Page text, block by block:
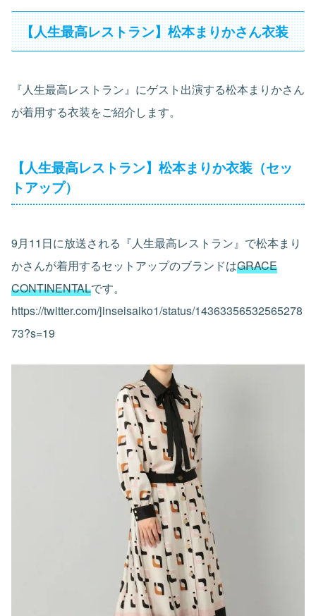
【人生最高レストラン】松本まりかさん衣装
『人生最高レストラン』にゲスト出演する松本まりかさん
が着用する衣装をご紹介します。
【人生最高レストラン】松本まりか衣装（セッ
トアップ）
9月11日に放送される『人生最高レストラン』で松本まり
かさんが着用するセットアップのブランドはGRACE
CONTINENTALです。
https://twitter.com/jinseisaiko1/status/14363356532565278
73?s=19